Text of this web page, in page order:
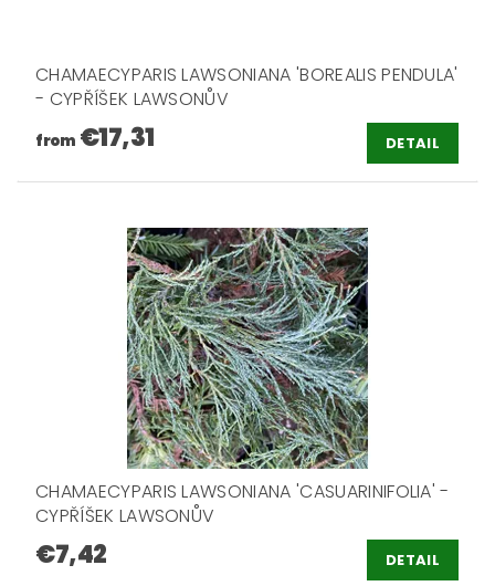
CHAMAECYPARIS LAWSONIANA 'BOREALIS PENDULA'
- CYPŘÍŠEK LAWSONŮV
from €17,31 DETAIL
CHAMAECYPARIS LAWSONIANA 'CASUARINIFOLIA' -
CYPŘÍŠEK LAWSONŮV
€7,42 DETAIL